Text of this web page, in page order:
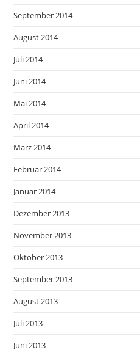
September 2014
August 2014
Juli 2014
Juni 2014
Mai 2014
April 2014
März 2014
Februar 2014
Januar 2014
Dezember 2013
November 2013
Oktober 2013
September 2013
August 2013
Juli 2013
Juni 2013